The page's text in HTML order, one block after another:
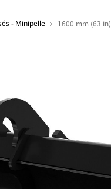
- Minipelle 1600 mm (63 in)